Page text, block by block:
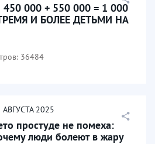
000 + 550 000 = 1 000
И БОЛЕЕ ДЕТЬМИ НА
36484
АВГУСТА 2025
простуде не помеха:
люди болеют в жару